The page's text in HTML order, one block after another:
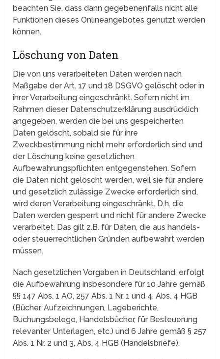
beachten Sie, dass dann gegebenenfalls nicht alle
Funktionen dieses Onlineangebotes genutzt werden
können.
Löschung von Daten
Die von uns verarbeiteten Daten werden nach
Maßgabe der Art. 17 und 18 DSGVO gelöscht oder in
ihrer Verarbeitung eingeschränkt. Sofern nicht im
Rahmen dieser Datenschutzerklärung ausdrücklich
angegeben, werden die bei uns gespeicherten
Daten gelöscht, sobald sie für ihre
Zweckbestimmung nicht mehr erforderlich sind und
der Löschung keine gesetzlichen
Aufbewahrungspflichten entgegenstehen. Sofern
die Daten nicht gelöscht werden, weil sie für andere
und gesetzlich zulässige Zwecke erforderlich sind,
wird deren Verarbeitung eingeschränkt. D.h. die
Daten werden gesperrt und nicht für andere Zwecke
verarbeitet. Das gilt z.B. für Daten, die aus handels-
oder steuerrechtlichen Gründen aufbewahrt werden
müssen.
Nach gesetzlichen Vorgaben in Deutschland, erfolgt
die Aufbewahrung insbesondere für 10 Jahre gemäß
§§ 147 Abs. 1 AO, 257 Abs. 1 Nr. 1 und 4, Abs. 4 HGB
(Bücher, Aufzeichnungen, Lageberichte,
Buchungsbelege, Handelsbücher, für Besteuerung
relevanter Unterlagen, etc.) und 6 Jahre gemäß § 257
Abs. 1 Nr. 2 und 3, Abs. 4 HGB (Handelsbriefe).